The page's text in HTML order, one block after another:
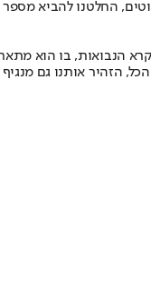
החלטנו להביא
הנבואות, בו הוא
הזהיר אותנו גם